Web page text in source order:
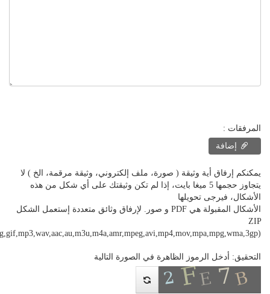
المرفقات :
إضافة
يمكنكم إرفاق أية وثيقة ( صورة، ملف إلكتروني، وثيقة مرقمة، الخ ) لا
يتجاوز حجمها 5 ميغا بايت، إذا لم تكن وثيقتك على أي شكل من هذه
الأشكال، فيرجى تحويلها
الأشكال المقبولة هي PDF و صور. لإرفاق وثائق متعددة إستعمل الشكل
ZIP
التحقيق: أدخل الرموز الظاهرة في الصورة التالية